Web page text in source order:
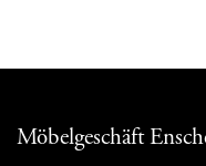
Möbelgeschäft